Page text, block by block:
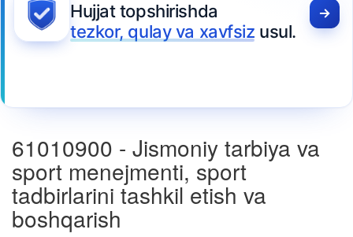
Hujjat topshirishda
tezkor, qulay va xavfsiz usul.
61010900 - Jismoniy tarbiya va
sport menejmenti, sport
tadbirlarini tashkil etish va
boshqarish